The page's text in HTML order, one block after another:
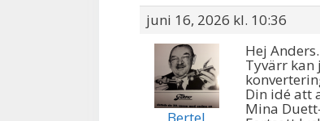
juni 16, 2026 kl. 10:36
Hej Anders.
Tyvärr
Din idé att
Mina